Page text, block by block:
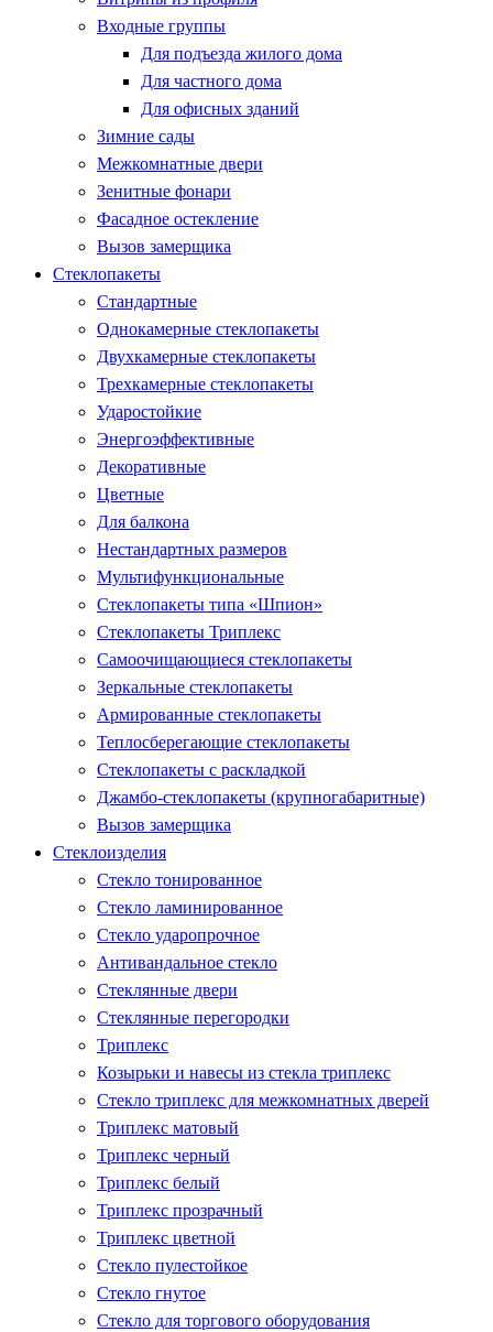
Входные группы
Для подъезда жилого дома
Для частного дома
Для офисных зданий
Зимние сады
Межкомнатные двери
Зенитные фонари
Фасадное остекление
Вызов замерщика
Стеклопакеты
Стандартные
Однокамерные стеклопакеты
Двухкамерные стеклопакеты
Трехкамерные стеклопакеты
Ударостойкие
Энергоэффективные
Декоративные
Цветные
Для балкона
Нестандартных размеров
Мультифункциональные
Стеклопакеты типа «Шпион»
Стеклопакеты Триплекс
Самоочищающиеся стеклопакеты
Зеркальные стеклопакеты
Армированные стеклопакеты
Теплосберегающие стеклопакеты
Стеклопакеты с раскладкой
Джамбо-стеклопакеты (крупногабаритные)
Вызов замерщика
Стеклоизделия
Стекло тонированное
Стекло ламинированное
Стекло ударопрочное
Антивандальное стекло
Стеклянные двери
Стеклянные перегородки
Триплекс
Козырьки и навесы из стекла триплекс
Стекло триплекс для межкомнатных дверей
Триплекс матовый
Триплекс черный
Триплекс белый
Триплекс прозрачный
Триплекс цветной
Стекло пулестойкое
Стекло гнутое
Стекло для торгового оборудования